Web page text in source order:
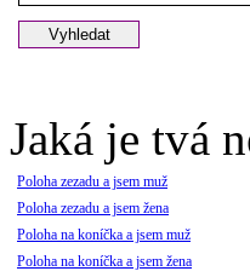
Jaká je tvá
Poloha zezadu a jsem muž
Poloha zezadu a jsem žena
Poloha na koníčka a jsem muž
Poloha na koníčka a jsem žena